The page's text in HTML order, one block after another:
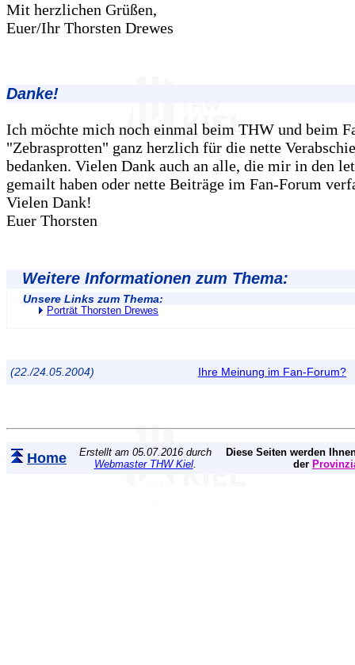
Mit herzlichen Grüßen,
Euer/Ihr Thorsten Drewes
Danke!
Ich möchte mich noch einmal beim THW und beim
"Zebrasprotten" ganz herzlich für die nette
bedanken. Vielen Dank auch an alle, die mir in den
gemailt haben oder nette Beiträge im Fan-Forum
Vielen Dank!
Euer Thorsten
Weitere Informationen zum Thema:
Unsere Links zum Thema:
Porträt Thorsten Drewes
(22./24.05.2004) Ihre Meinung im Fan-Forum?
Home
Erstellt am 05.07.2016 durch
Webmaster THW Kiel.
Diese Seiten werden
der